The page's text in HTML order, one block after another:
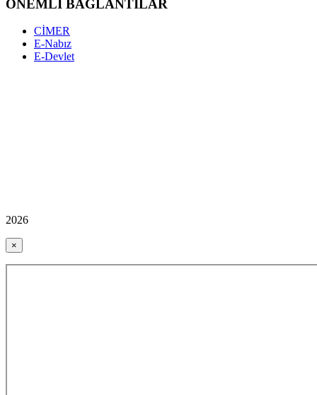
ÖNEMLİ BAĞLANTILAR
CİMER
E-Nabız
E-Devlet
2026
×